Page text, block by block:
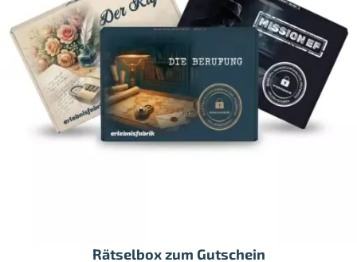
Rätselbox zum Gutschein